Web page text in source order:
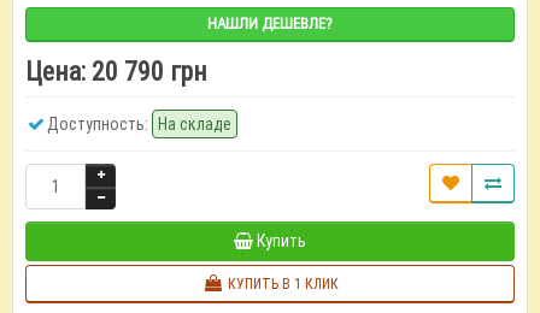
НАШЛИ ДЕШЕВЛЕ?
Цена: 20 790 грн
Доступность: На складе
Купить
КУПИТЬ В 1 КЛИК